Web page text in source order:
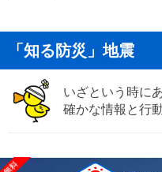
「知る防災」地震
いざという時に
確かな情報と行